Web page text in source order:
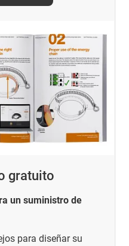
gratuito
un suministro de
para diseñar su